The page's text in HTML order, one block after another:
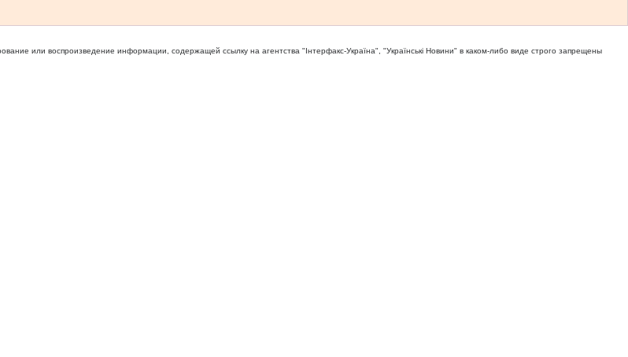
или воспроизведение информации, содержащей ссылку на агентства "Iнтерфакс-Україна", "Українськi Новини" в каком-либо виде строго запрещены